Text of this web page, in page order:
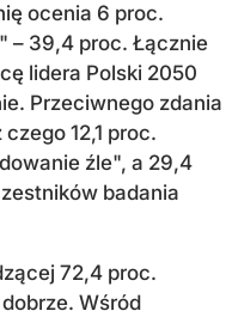
ocenia 6 proc.
– 39,4 proc. Łącznie
lidera Polski 2050
Przeciwnego zdania
12,1 proc.
źle", a 29,4
badania
72,4 proc.
Wśród